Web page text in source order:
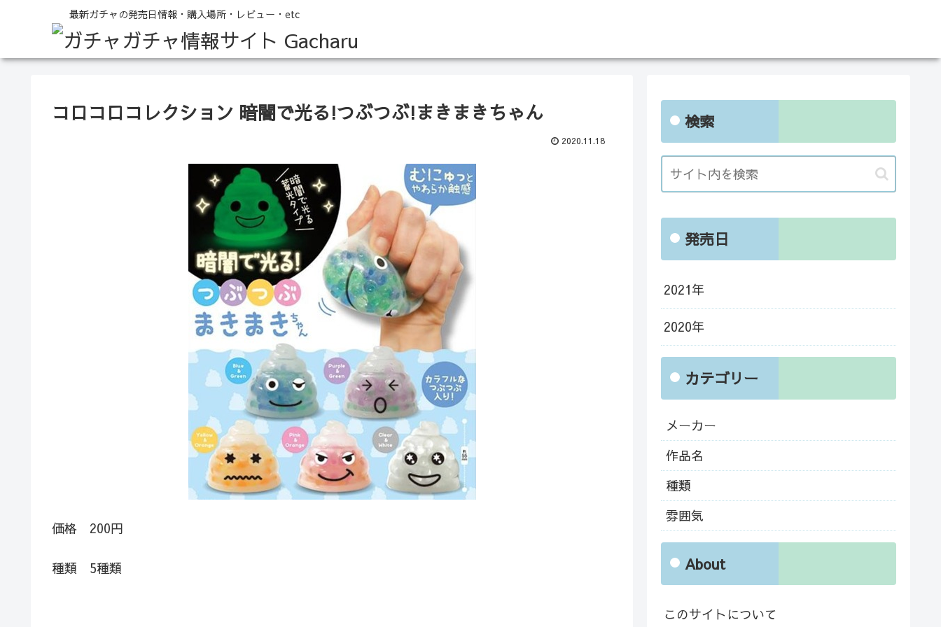
最新ガチャの発売日情報・購入場所・レビュー・etc
コロコロコレクション 暗闇で光る!つぶつぶ!まきまきちゃん
2020.11.18
価格 200円
種類 5種類
検索
発売日
2021年
2020年
カテゴリー
メーカー
作品名
種類
雰囲気
About
このサイトについて